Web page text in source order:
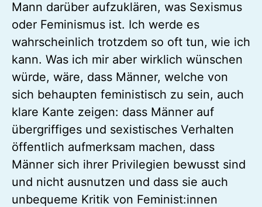
Mann darüber aufzuklären, was Sexismus
oder Feminismus ist. Ich werde es
wahrscheinlich trotzdem so oft tun, wie ich
kann. Was ich mir aber wirklich wünschen
würde, wäre, dass Männer, welche von
sich behaupten feministisch zu sein, auch
klare Kante zeigen: dass Männer auf
übergriffiges und sexistisches Verhalten
öffentlich aufmerksam machen, dass
Männer sich ihrer Privilegien bewusst sind
und nicht ausnutzen und dass sie auch
unbequeme Kritik von Feminist:innen